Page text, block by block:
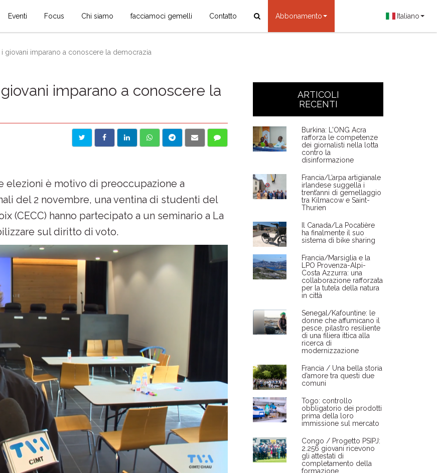
Eventi Focus Chi siamo facciamoci gemelli Contatto Abbonamento Italiano
giovani imparano a conoscere la democrazia
imparano a conoscere la
elezioni è motivo di preoccupazione a
del 2 novembre, una ventina di studenti del
(CECC) hanno partecipato a un seminario a La
sul diritto di voto.
ARTICOLI
RECENTI
Burkina: L'ONG Acra
rafforza le competenze
dei giornalisti nella lotta
contro la
disinformazione
Francia/L’arpa artigianale
irlandese suggella i
trent’anni di gemellaggio
tra Kilmacow e Saint-
Thurien
Il Canada/La Pocatière
ha finalmente il suo
sistema di bike sharing
Francia/Marsiglia e la
LPO Provenza-Alpi-
Costa Azzurra: una
collaborazione rafforzata
per la tutela della natura
in città
Senegal/Kafountine: le
donne che affumicano il
pesce, pilastro resiliente
di una filiera ittica alla
ricerca di
modernizzazione
Francia / Una bella storia
d’amore tra questi due
comuni
Togo: controllo
obbligatorio dei prodotti
prima della loro
immissione sul mercato
Congo / Progetto PSIPJ:
2.256 giovani ricevono
gli attestati di
completamento della
formazione